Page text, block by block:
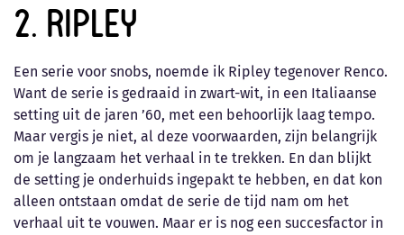
2. Ripley
Een serie voor snobs, noemde ik Ripley tegenover Renco.
Want de serie is gedraaid in zwart-wit, in een Italiaanse
setting uit de jaren ’60, met een behoorlijk laag tempo.
Maar vergis je niet, al deze voorwaarden, zijn belangrijk
om je langzaam het verhaal in te trekken. En dan blijkt
de setting je onderhuids ingepakt te hebben, en dat kon
alleen ontstaan omdat de serie de tijd nam om het
verhaal uit te vouwen. Maar er is nog een succesfactor in